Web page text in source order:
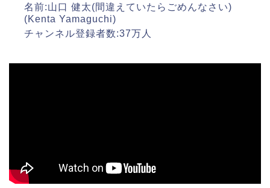
名前:山口 健太(間違えていたらごめんなさい)
(Kenta Yamaguchi)
チャンネル登録者数:37万人